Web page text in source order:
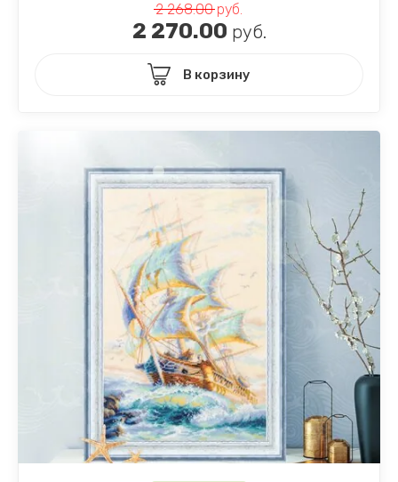
2 268.00руб.
2 270.00 руб.
В корзину